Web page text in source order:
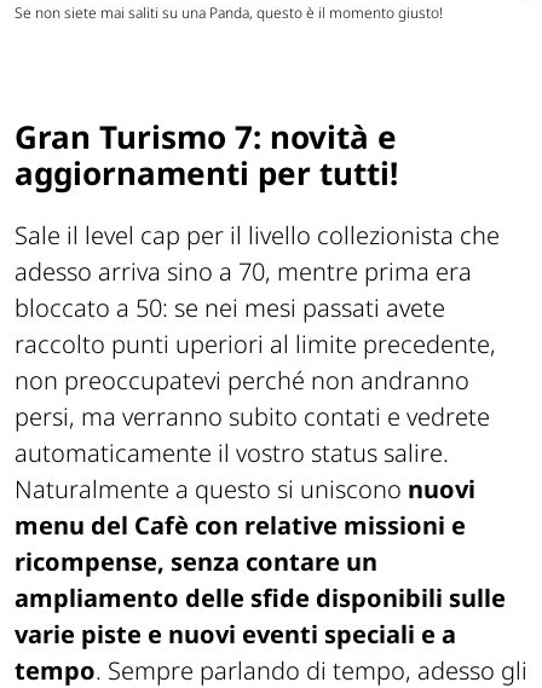
Se non siete mai saliti su una Panda, questo è il momento giusto!
Gran Turismo 7: novità e
aggiornamenti per tutti!
Sale il level cap per il livello collezionista che
adesso arriva sino a 70, mentre prima era
bloccato a 50: se nei mesi passati avete
raccolto punti uperiori al limite precedente,
non preoccupatevi perché non andranno
persi, ma verranno subito contati e vedrete
automaticamente il vostro status salire.
Naturalmente a questo si uniscono nuovi
menu del Cafè con relative missioni e
ricompense, senza contare un
ampliamento delle sfide disponibili sulle
varie piste e nuovi eventi speciali e a
tempo. Sempre parlando di tempo, adesso gli